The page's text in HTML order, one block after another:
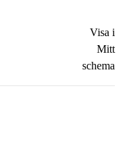
Visa i
Mitt
schema